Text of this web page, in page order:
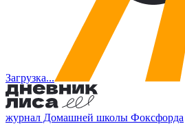
Загрузка...
журнал Домашней школы Фоксфорда